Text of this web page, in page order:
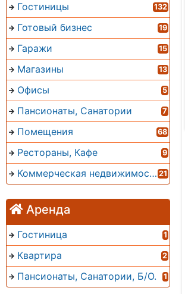
Гостиницы 132
Готовый бизнес 19
Гаражи 15
Магазины 13
Офисы 5
Пансионаты, Санатории 7
Помещения 68
Рестораны, Кафе 9
Коммерческая недвижимость 21
Аренда
Гостиница 1
Квартира 2
Пансионаты, Санатории, Б/О. 1